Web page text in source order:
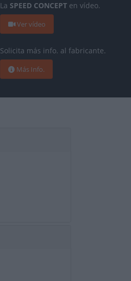
La SPEED CONCEPTen vídeo.
Ver vídeo
Solicita más info. al fabricante.
Más Info.